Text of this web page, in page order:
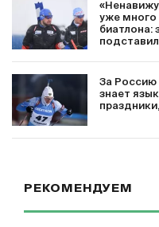
«Ненавижу
уже много
биатлона:
подставил
За Россию
знает
РЕКОМЕНДУЕМ